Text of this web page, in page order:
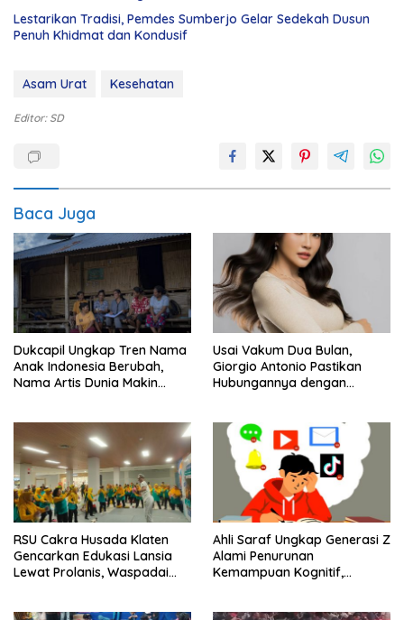
Lestarikan Tradisi, Pemdes Sumberjo Gelar Sedekah Dusun
Penuh Khidmat dan Kondusif
Asam Urat Kesehatan
Editor: SD
Baca Juga
Dukcapil Ungkap Tren Nama
Anak Indonesia Berubah,
Nama Artis Dunia Makin
Usai Vakum Dua Bulan,
Giorgio Antonio Pastikan
Hubungannya dengan
RSU Cakra Husada Klaten
Gencarkan Edukasi Lansia
Lewat Prolanis, Waspadai
Ahli Saraf Ungkap Generasi Z
Alami Penurunan
Kemampuan Kognitif,